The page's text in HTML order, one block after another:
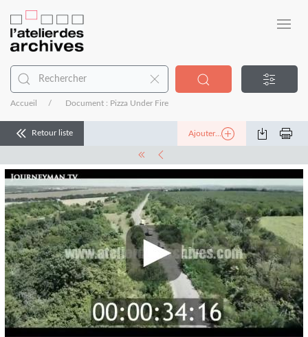
Accueil Document : Pizza Under Fire
Retour liste Ajouter...